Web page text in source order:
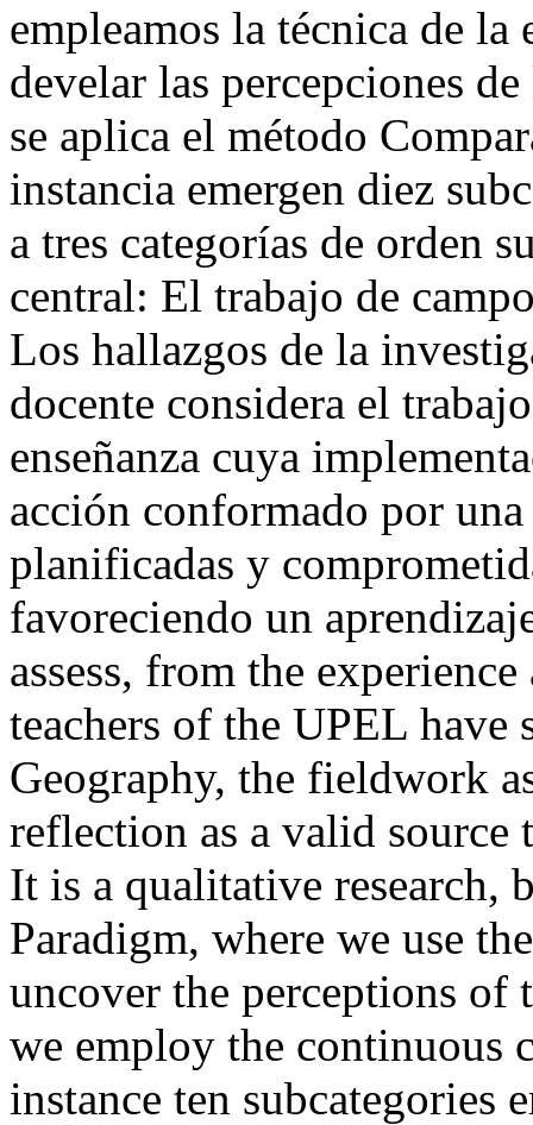
empleamos la técnica de
develar las percepciones
se aplica el método
instancia emergen diez
a tres categorías de orden
central: El trabajo de
Los hallazgos de la
docente considera el
enseñanza cuya
acción conformado por
planificadas y
favoreciendo un
assess, from the
teachers of the UPEL
Geography, the fieldwork
reflection as a valid
It is a qualitative research,
Paradigm, where we use
uncover the perceptions of
we employ the continuous
instance ten subcategories